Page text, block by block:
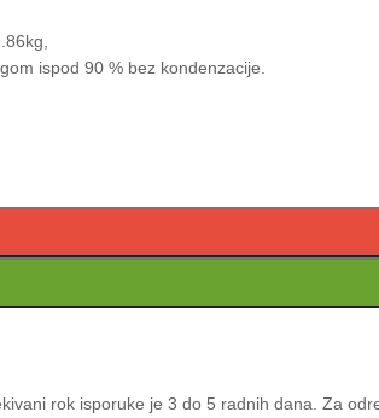
ispod 90 % bez kondenzacije.
rok isporuke je 3 do 5 radnih dana. Za